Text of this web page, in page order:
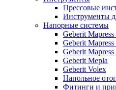
Прессовые
Инструменты
Напорные системы
Geberit
Geberit
Geberit Mapress
Geberit Mepla
Geberit Volex
Напольное
Фитинги и